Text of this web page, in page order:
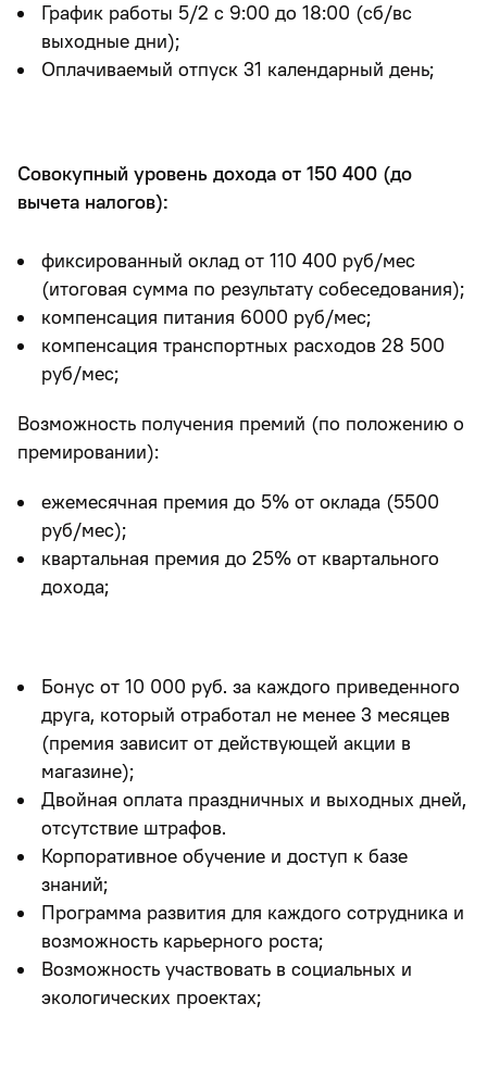
График работы 5/2 с 9:00 до 18:00 (сб/вс
выходные дни);
Оплачиваемый отпуск 31 календарный день;
Совокупный уровень дохода от 150 400 (до
вычета налогов):
фиксированный оклад от 110 400 руб/мес
(итоговая сумма по результату собеседования);
компенсация питания 6000 руб/мес;
компенсация транспортных расходов 28 500
руб/мес;
Возможность получения премий (по положению о
премировании):
ежемесячная премия до 5% от оклада (5500
руб/мес);
квартальная премия до 25% от квартального
дохода;
Бонус от 10 000 руб. за каждого приведенного
друга, который отработал не менее 3 месяцев
(премия зависит от действующей акции в
магазине);
Двойная оплата праздничных и выходных дней,
отсутствие штрафов.
Корпоративное обучение и доступ к базе
знаний;
Программа развития для каждого сотрудника и
возможность карьерного роста;
Возможность участвовать в социальных и
экологических проектах;